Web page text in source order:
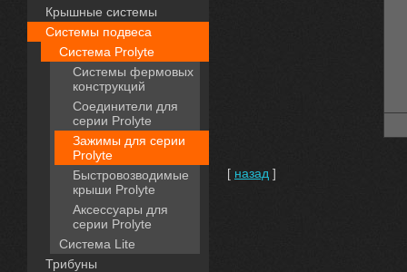
Крышные системы
Системы подвеса
Система Prolyte
Системы фермовых
конструкций
Соединители для
серии Prolyte
Зажимы для серии
Prolyte
Быстровозводимые
крыши Prolyte
Аксессуары для
серии Prolyte
Система Lite
Трибуны
[ назад ]